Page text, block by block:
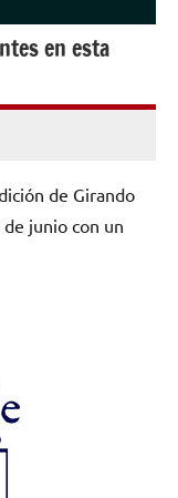
en esta
de Girando
de junio con un